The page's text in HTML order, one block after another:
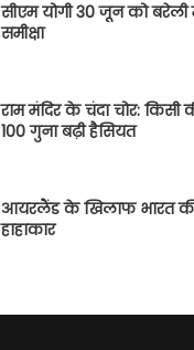
सीएम योगी 30 जून को
समीक्षा
राम मंदिर के चंदा चोर: किसी
100 गुना बढ़ी हैसियत
आयरलैंड के खिलाफ भारत की
हाहाकार